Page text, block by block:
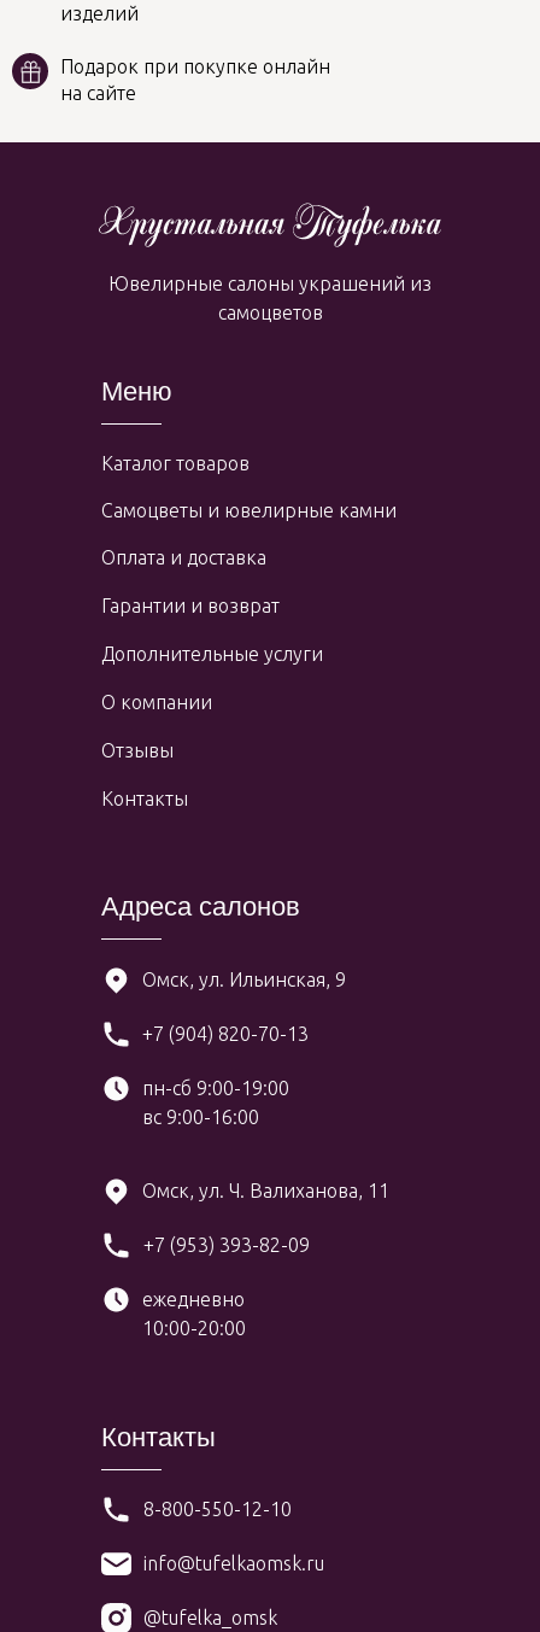
изделий
Подарок при покупке онлайн
на сайте
Меню
Каталог товаров
Самоцветы и ювелирные камни
Оплата и доставка
Адреса салонов
+7 (904) 820-70-13
пн-сб 9:00-19:00
вс 9:00-16:00
Омск, ул. Ильинская, 9
Ювелирные салоны украшений из
самоцветов
+7 (953) 393-82-09
ежедневно
10:00-20:00
Омск, ул. Ч. Валиханова, 11
Контакты
@tufelka_omsk
Гарантии и возврат
Дополнительные услуги
О компании
Отзывы
Контакты
8-800-550-12-10
info@tufelkaomsk.ru